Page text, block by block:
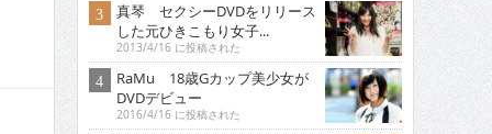
真琴 セクシーDVDをリリース
した元ひきこもり女子...
2013/4/16 に投稿された
RaMu 18歳Gカップ美少女が
DVDデビュー
2016/4/16 に投稿された